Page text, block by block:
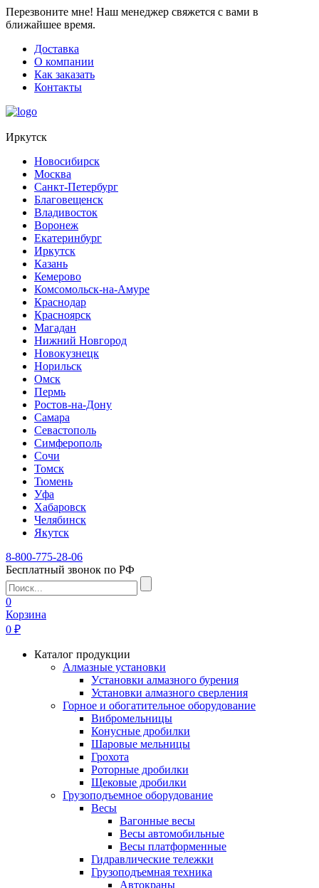
Перезвоните мне! Наш менеджер свяжется с вами в
ближайшее время.
Доставка
О компании
Как заказать
Контакты
Иркутск
Новосибирск
Москва
Санкт-Петербург
Благовещенск
Владивосток
Воронеж
Екатеринбург
Иркутск
Казань
Кемерово
Комсомольск-на-Амуре
Краснодар
Красноярск
Магадан
Нижний Новгород
Новокузнецк
Норильск
Омск
Пермь
Ростов-на-Дону
Самара
Севастополь
Симферополь
Сочи
Томск
Тюмень
Уфа
Хабаровск
Челябинск
Якутск
8-800-775-28-06
Бесплатный звонок по РФ
0
Корзина
0 ₽
Каталог продукции
Алмазные установки
Уcтановки алмазного бурения
Установки алмазного сверления
Горное и обогатительное оборудование
Вибромельницы
Конусные дробилки
Шаровые мельницы
Грохота
Роторные дробилки
Щековые дробилки
Грузоподъемное оборудование
Весы
Вагонные весы
Весы автомобильные
Весы платформенные
Гидравлические тележки
Грузоподъемная техника
Автокраны